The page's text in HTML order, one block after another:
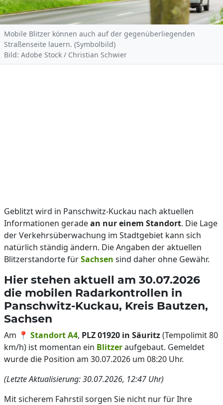
Mobile Blitzer können auch auf der gegenüberliegenden
Straßenseite lauern. (Symbolbild)
Bild: Adobe Stock / Christian Schwier
Geblitzt wird in Panschwitz-Kuckau nach aktuellen
Informationen geradean nur einem Standort. Die Lage
der Verkehrsüberwachung im Stadtgebiet kann sich
natürlich ständig ändern. Die Angaben der aktuellen
Blitzerstandorte fürSachsen sind daher ohne Gewähr.
Hier stehen aktuell am 30.07.2026
die mobilen Radarkontrollen in
Panschwitz-Kuckau, Kreis Bautzen,
Sachsen
Am 📍 Standort A4, PLZ 01920 in Säuritz(Tempolimit 80
km/h) ist momentan ein Blitzeraufgebaut. Gemeldet
wurde die Position am 30.07.2026 um 08:20 Uhr.
(Letzte Aktualisierung: 30.07.2026, 12:47 Uhr)
Mit sicherem Fahrstil sorgen Sie nicht nur für Ihre